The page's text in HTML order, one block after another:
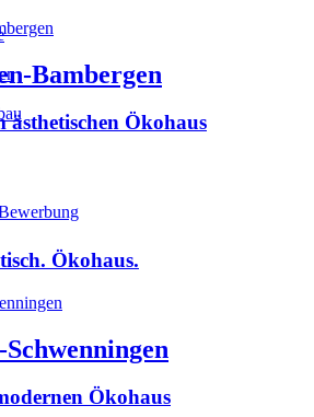
Bambergen
ästhetischen Ökohaus
Ökohaus.
Ökohaus